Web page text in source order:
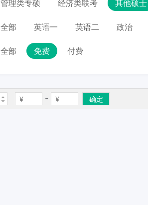
管理类专硕 经济类联考 其他硕士
全部 英语一 英语二 政治
全部 免费 付费
- 确定